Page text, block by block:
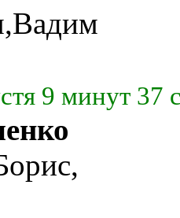
9 минут 37